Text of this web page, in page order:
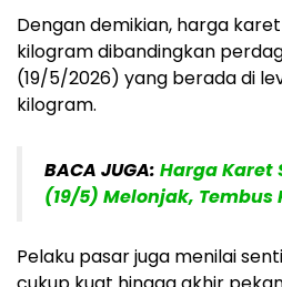
Dengan demikian, harga
kilogram dibandingkan
(19/5/2026) yang berada di
kilogram.
BACA JUGA: Harga Karet
(19/5) Melonjak, Tembus
Pelaku pasar juga menilai